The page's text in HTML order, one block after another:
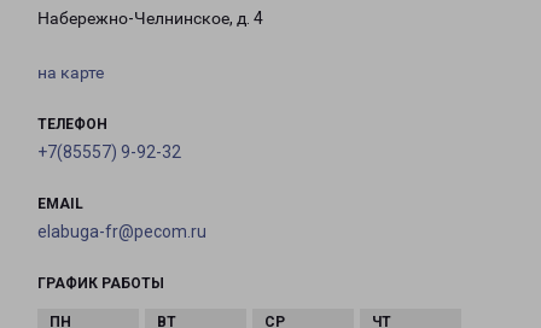
Набережно-Челнинское, д. 4
на карте
ТЕЛЕФОН
+7(85557) 9-92-32
EMAIL
elabuga-fr@pecom.ru
ГРАФИК РАБОТЫ